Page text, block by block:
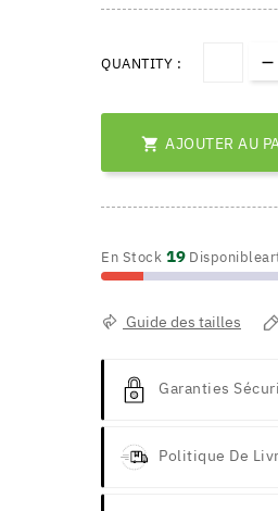
QUANTITY :
 AJOUTER AU
En Stock 19
Guide des tailles
Garanties
Politique De